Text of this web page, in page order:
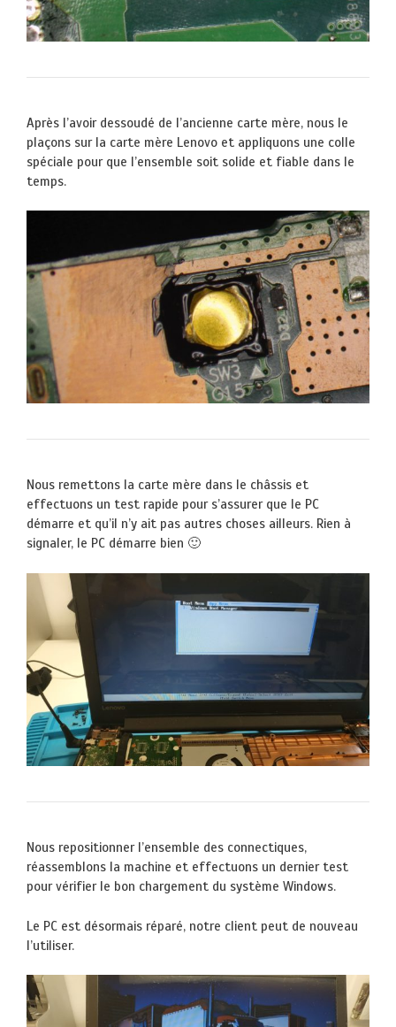
Après l’avoir dessoudé de l’ancienne carte mère, nous le
plaçons sur la carte mère Lenovo et appliquons une colle
spéciale pour que l’ensemble soit solide et fiable dans le
temps.
Nous remettons la carte mère dans le châssis et
effectuons un test rapide pour s’assurer que le PC
démarre et qu’il n’y ait pas autres choses ailleurs. Rien à
signaler, le PC démarre bien 🙂
Nous repositionner l’ensemble des connectiques,
réassemblons la machine et effectuons un dernier test
pour vérifier le bon chargement du système Windows.
Le PC est désormais réparé, notre client peut de nouveau
l’utiliser.